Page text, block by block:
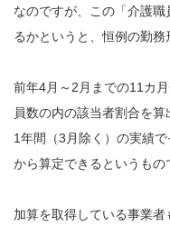
なのですが、この「介護
るかというと、恒例の勤務
前年4月～2月までの11カ
員数の内の該当者割合を算
1年間（3月除く）の実績
から算定できるというもの
加算を取得している事業